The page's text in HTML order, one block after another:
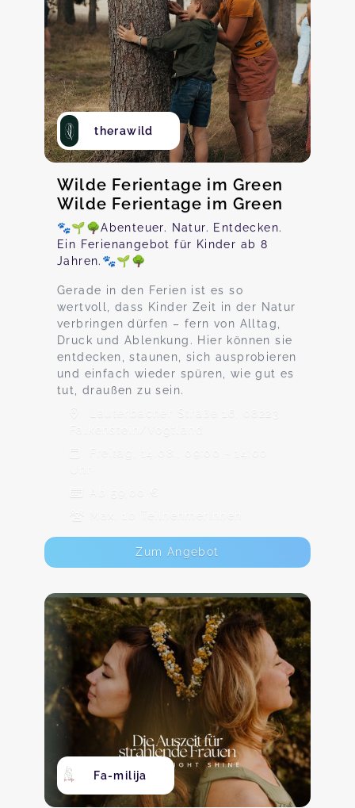
therawild
Wilde Ferientage im Green
Wilde Ferientage im Green
🐾🌱🌳Abenteuer. Natur. Entdecken.
Ein Ferienangebot für Kinder ab 8
Jahren.🐾🌱🌳
Gerade in den Ferien ist es so
wertvoll, dass Kinder Zeit in der Natur
verbringen dürfen – fern von Alltag,
Druck und Ablenkung. Hier können sie
entdecken, staunen, sich ausprobieren
und einfach wieder spüren, wie gut es
tut, draußen zu sein.
Lauterbacher Straße 16, 08223
Falkenstein/Vogtland
Freitag, 14.08., 09:00 - 14:00
Ab 59,00 €
Max. 10 TeilnehmerInnen
Zum Angebot
Fa-milija